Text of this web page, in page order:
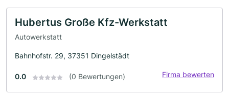
Hubertus Große Kfz-Werkstatt
Autowerkstatt
Bahnhofstr. 29, 37351 Dingelstädt
0.0 (0 Bewertungen) Firma bewerten